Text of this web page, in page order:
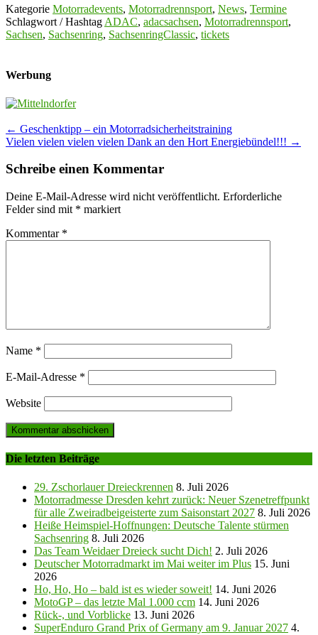
Kategorie Motorradevents, Motorradrennsport, News, Termine
Schlagwort / Hashtag ADAC, adacsachsen, Motorradrennsport,
Sachsen, Sachsenring, SachsenringClassic, tickets
Werbung
Post
navigation
← Geschenktipp – ein Motorradsicherheitstraining
Vielen vielen vielen vielen Dank an den Hort Energiebündel!!! →
Schreibe einen Kommentar
Deine E-Mail-Adresse wird nicht veröffentlicht. Erforderliche
Felder sind mit * markiert
Kommentar *
Name *
E-Mail-Adresse *
Website
Die letzten Beiträge
29. Zschorlauer Dreieckrennen 8. Juli 2026
Motorradmesse Dresden kehrt zurück: Neuer Szenetreffpunkt
für alle Zweiradbeigeisterte zum Saisonstart 2027 8. Juli 2026
Heiße Heimspiel-Hoffnungen: Deutsche Talente stürmen
Sachsenring 8. Juli 2026
Das Team Weidaer Dreieck sucht Dich! 2. Juli 2026
Deutscher Motorradmarkt im Mai weiter im Plus 15. Juni
2026
Ho, Ho, Ho – bald ist es wieder soweit! 14. Juni 2026
MotoGP – das letzte Mal 1.000 ccm 14. Juni 2026
Rück-, und Vorblicke 13. Juni 2026
SuperEnduro Grand Prix of Germany am 9. Januar 2027 4.